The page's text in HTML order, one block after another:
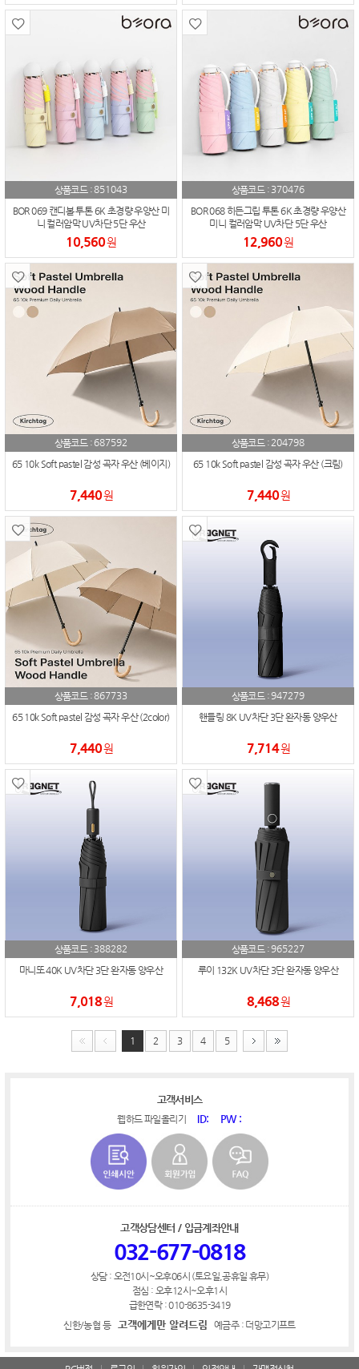
상품코드 :851043
BOR 069 캔디볼 투톤 6K 초경량 우양산 미
니 컬러암막 UV차단 5단 우산
10,560원
상품코드 : 370476
BOR 068 히든그립 투톤 6K 초경량 우양산
미니 컬러암막 UV차단 5단 우산
12,960원
상품코드 : 687592
65 10k Soft pastel 감성 곡자 우산 (베이지)
7,440원
상품코드 :204798
65 10k Soft pastel 감성 곡자 우산 (크림)
7,440원
상품코드 :867733
65 10k Soft pastel 감성 곡자 우산 (2color)
7,440원
상품코드 :947279
핸들링 8K UV차단 3단 완자동 양우산
7,714원
상품코드 : 388282
마니또 40K UV차단 3단 완자동 양우산
7,018원
상품코드 :965227
루이 132K UV차단 3단 완자동 양우산
8,468원
1 2 3 4 5
고객서비스
웹하드 파일올리기 ID: PW :
고객상담센터 / 입금계좌안내
032-677-0818
상담 : 오전10시~오후06시 (토요일,공휴일 휴무)
점심 : 오후12시~오후1시
급한연락 : 010-8635-3419
신한/농협 등 고객에게만 알려드림 예금주 : 더망고기프트